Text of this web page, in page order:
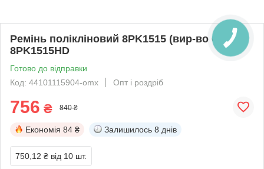
Ремінь полікліновий 8PK1515 (вир-во Gates)
8PK1515HD
Готово до відправки
Код: 44101115904-omx
Опт і роздріб
756 ₴ 840 ₴
Економія 84 ₴ Залишилось 8 днів
750,12 ₴ від 10 шт.